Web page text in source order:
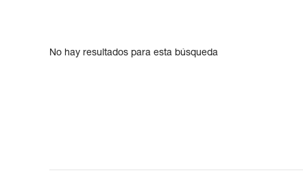
No hay resultados para esta búsqueda